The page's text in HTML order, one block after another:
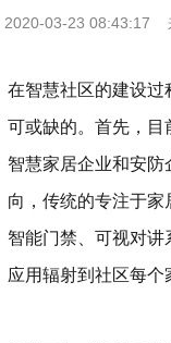
2020-03-23 08:43:17
在智慧社区的建设过
可或缺的。首先，目
智慧家居企业和安
向，传统的专注于
智能门禁、可视对
应用辐射到社区每个